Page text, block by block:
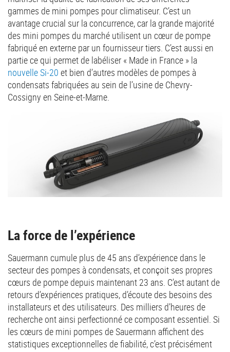
gammes de mini pompes pour climatiseur. C’est un
avantage crucial sur la concurrence, car la grande majorité
des mini pompes du marché utilisent un cœur de pompe
fabriqué en externe par un fournisseur tiers. C’est aussi en
partie ce qui permet de labéliser « Made in France » la
nouvelle Si-20 et bien d’autres modèles de pompes à
condensats fabriquées au sein de l’usine de Chevry-
Cossigny en Seine-et-Marne.
La force de l’expérience
Sauermann cumule plus de 45 ans d’expérience dans le
secteur des pompes à condensats, et conçoit ses propres
cœurs de pompe depuis maintenant 23 ans. C’est autant de
retours d’expériences pratiques, d’écoute des besoins des
installateurs et des utilisateurs. Des milliers d’heures de
recherche ont ainsi perfectionné ce composant essentiel. Si
les cœurs de mini pompes de Sauermann affichent des
statistiques exceptionnelles de fiabilité, c’est précisément